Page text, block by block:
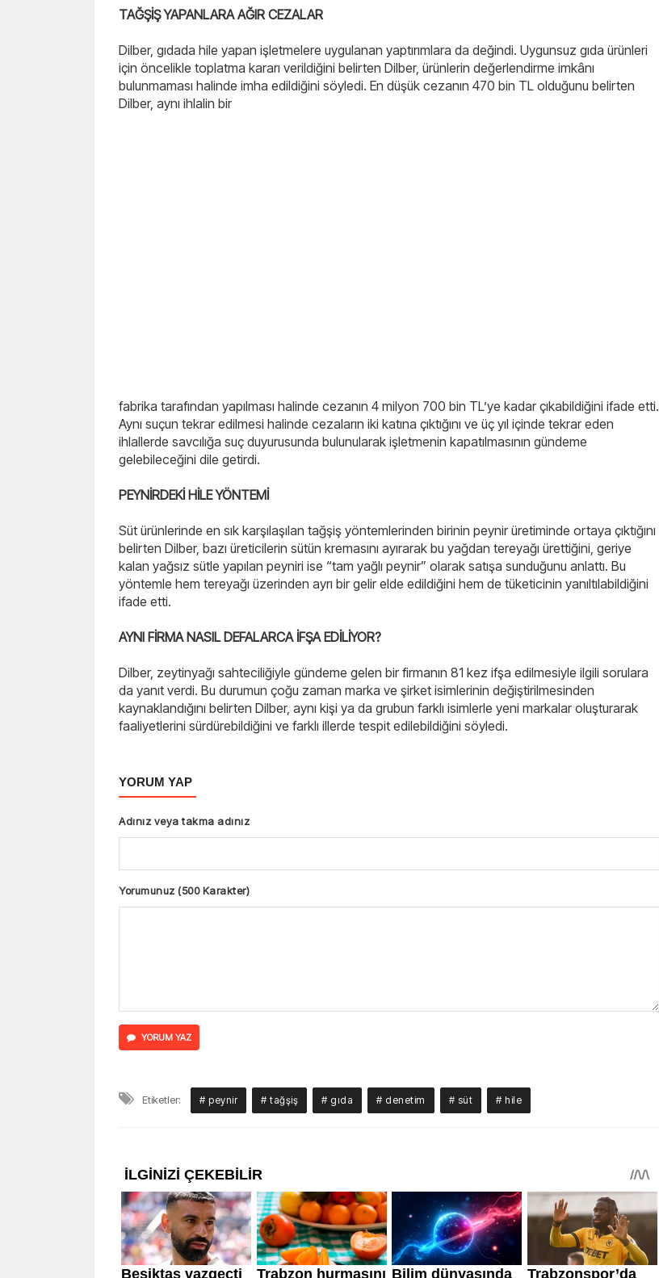
TAĞŞİŞ YAPANLARA AĞIR CEZALAR
Dilber, gıdada hile yapan işletmelere uygulanan yaptırımlara da değindi. Uygunsuz gıda ürünleri
için öncelikle toplatma kararı verildiğini belirten Dilber, ürünlerin değerlendirme imkânı
bulunmaması halinde imha edildiğini söyledi. En düşük cezanın 470 bin TL olduğunu belirten
Dilber, aynı ihlalin bir
fabrika tarafından yapılması halinde cezanın 4 milyon 700 bin TL’ye kadar çıkabildiğini ifade etti.
Aynı suçun tekrar edilmesi halinde cezaların iki katına çıktığını ve üç yıl içinde tekrar eden
ihlallerde savcılığa suç duyurusunda bulunularak işletmenin kapatılmasının gündeme
gelebileceğini dile getirdi.
PEYNİRDEKİ HİLE YÖNTEMİ
Süt ürünlerinde en sık karşılaşılan tağşiş yöntemlerinden birinin peynir üretiminde ortaya çıktığını
belirten Dilber, bazı üreticilerin sütün kremasını ayırarak bu yağdan tereyağı ürettiğini, geriye
kalan yağsız sütle yapılan peyniri ise “tam yağlı peynir” olarak satışa sunduğunu anlattı. Bu
yöntemle hem tereyağı üzerinden ayrı bir gelir elde edildiğini hem de tüketicinin yanıltılabildiğini
ifade etti.
AYNI FİRMA NASIL DEFALARCA İFŞA EDİLİYOR?
Dilber, zeytinyağı sahteciliğiyle gündeme gelen bir firmanın 81 kez ifşa edilmesiyle ilgili sorulara
da yanıt verdi. Bu durumun çoğu zaman marka ve şirket isimlerinin değiştirilmesinden
kaynaklandığını belirten Dilber, aynı kişi ya da grubun farklı isimlerle yeni markalar oluşturarak
faaliyetlerini sürdürebildiğini ve farklı illerde tespit edilebildiğini söyledi.
YORUM YAP
Adınız veya takma adınız
Yorumunuz (500 Karakter)
YORUM YAZ
Etiketler: # peynir # tağşiş # gıda # denetim # süt # hile